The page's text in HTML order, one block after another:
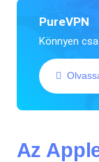
PureVPN
Könnyen
Az